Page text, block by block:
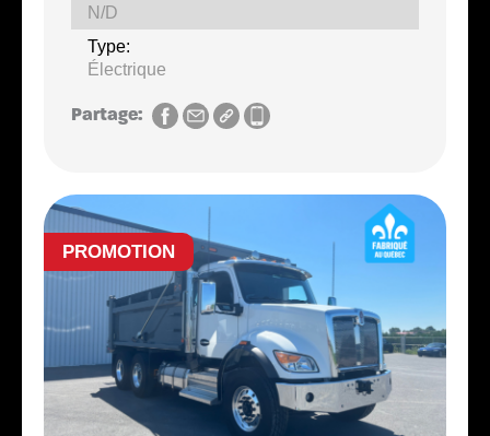
N/D
Type:
Électrique
Partage:
PROMOTION